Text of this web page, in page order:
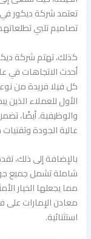
تعتمد شركة ديكور
تصاميم تلبي
كذلك، تهتم شركة
أحدث الاتجاهات في
كل فيلا فريدة من
الأول للعملاء
والوظيفية. أيضًا،
عالية الجودة
بالإضافة إلى ذلك،
شاملة تشمل جميع
مما يجعلها الخيار
معادن الإمارات
استثنائية.